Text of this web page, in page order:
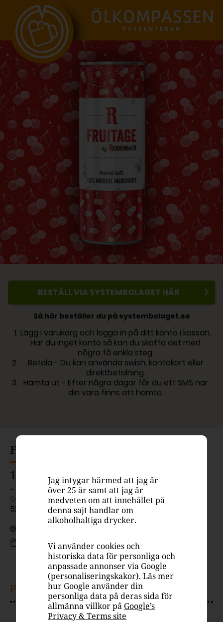
FRUITAGE BY RODENBACH
19.90 kr
+ pant 1 kr. Burk 250 ml
Systembolaget
5218015
Syrlig öl
PASSAR TILL
BESTÄLL VIA SYSTEMBOLAGET HÄR
Så här beställer du på systembolaget.se
Lägg i varukorg och logga in på ditt konto i kassan.
Har du inget konto så kan du skaffa det med
några få enkla steg.
Betala - Du kan använda swish, kontokort eller
direktbetalning.
Hämta ut - Efter några dagar får du ett SMS när
din vara finns att hämta.
Jag intygar härmed att jag är
över 25 år samt att jag är
medveten om att innehållet på
denna sajt handlar om
alkoholhaltiga drycker.
Vi använder cookies och
historiska data för personliga och
anpassade annonser via Google
(personaliseringskakor). Läs mer
hur Google använder din
personliga data på deras sida för
allmänna villkor på Google’s
Privacy & Terms site